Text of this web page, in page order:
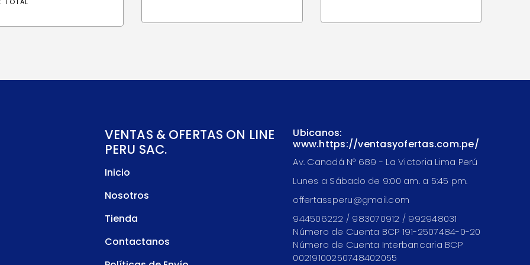
VENTAS & OFERTAS ON LINE
PERU SAC.
Inicio
Nosotros
Tienda
Contactanos
Ubicanos:
www.https://ventasyofertas.com.pe/
Av. Canadá N° 689 - La Victoria Lima Perú
Lunes a Sábado de 9:00 am. a 5:45 pm.
offertassperu@gmail.com
944506222 / 983070912 / 992948031
Número de Cuenta BCP 191-2507484-0-20
Número de Cuenta Interbancaria BCP
00219100250748402055